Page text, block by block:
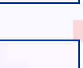
secteur 1.
le Bus 3 arrêt «
bleue et